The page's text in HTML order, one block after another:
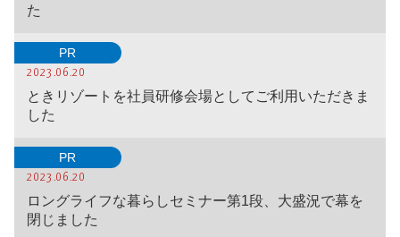
た
PR
2023.06.20
ときリゾートを社員研修会場としてご利用いただきま
した
PR
2023.06.20
ロングライフな暮らしセミナー第1段、大盛況で幕を
閉じました